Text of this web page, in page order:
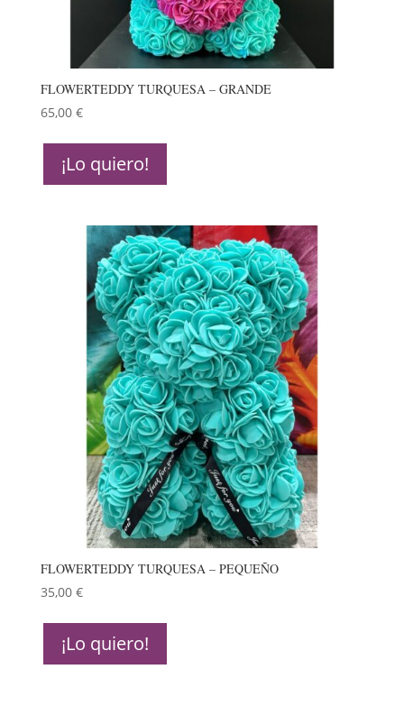
FLOWERTEDDY TURQUESA – GRANDE
65,00 €
¡Lo quiero!
FLOWERTEDDY TURQUESA – PEQUEÑO
35,00 €
¡Lo quiero!